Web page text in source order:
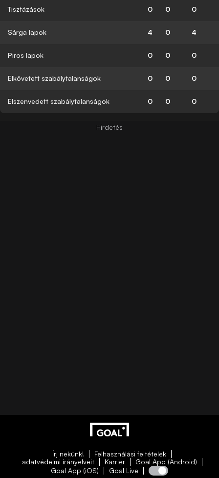
Tisztázások 0 0 0
Sárga lapok 4 0 4
Piros lapok 0 0 0
Elkövetett szabálytalanságok 0 0 0
Elszenvedett szabálytalanságok 0 0 0
Írj nekünk!
Felhasználási feltételek
adatvédelmi irányelveit
Karrier
Goal App (Android)
Goal App (iOS)
Goal Live